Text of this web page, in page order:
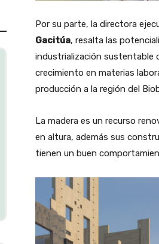
Por su parte, la directora
Gacitúa, resalta las
industrialización sustentable
crecimiento en materias
producción a la región del
La madera es un recurso
en altura, además sus
tienen un buen